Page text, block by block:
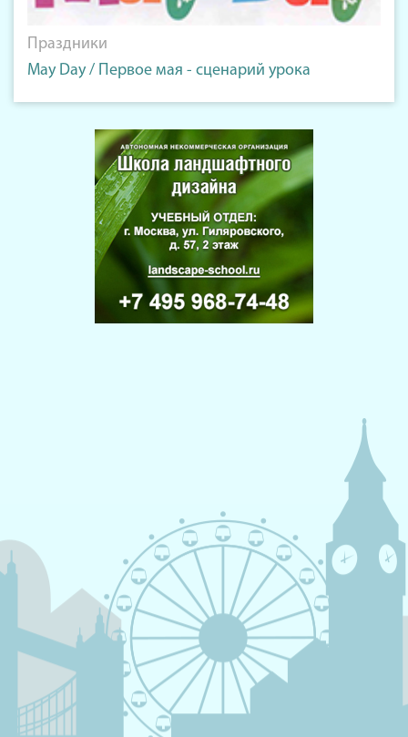
Праздники
May Day / Первое мая - сценарий урока